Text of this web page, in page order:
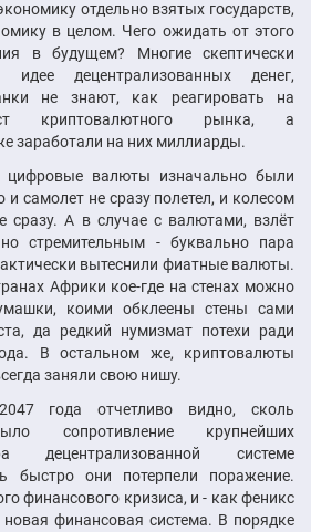
отдельно взятых государств,
в целом. Чего ожидать от этого
в будущем? Многие скептически
децентрализованных денег,
не знают, как реагировать на
криптовалютного рынка, а
заработали на них миллиарды.
валюты изначально были
самолет не сразу полетел, и колесом
сразу. А в случае с валютами, взлёт
стремительным - буквально пара
вытеснили фиатные валюты.
Африки кое-где на стенах можно
коими обклеены стены сами
да редкий нумизмат потехи ради
В остальном же, криптовалюты
заняли свою нишу.
года отчетливо видно, сколь
сопротивление крупнейших
децентрализованной системе
быстро они потерпели поражение.
финансового кризиса, и - как феникс
финансовая система. В порядке